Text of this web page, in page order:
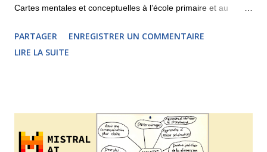
Cartes mentales et conceptuelles à l’école primaire et au
les points communs entre la carte heuristique et la carte
conceptuelle. La carte conceptuelle apparaît sur le devant de
s'appuie sur les travaux de l'auteur, formateur et entrepreneur
britannique Tony Buzan . Ces deux techniques, comme nous
PARTAGER
ENREGISTRER UN COMMENTAIRE
LIRE LA SUITE